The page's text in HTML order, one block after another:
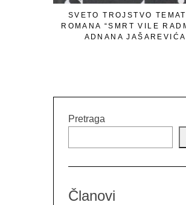
SVETO TROJSTVO
ROMANA “SMRT VILE
ADNANA JAŠAREVIĆA
Pretraga
Članovi